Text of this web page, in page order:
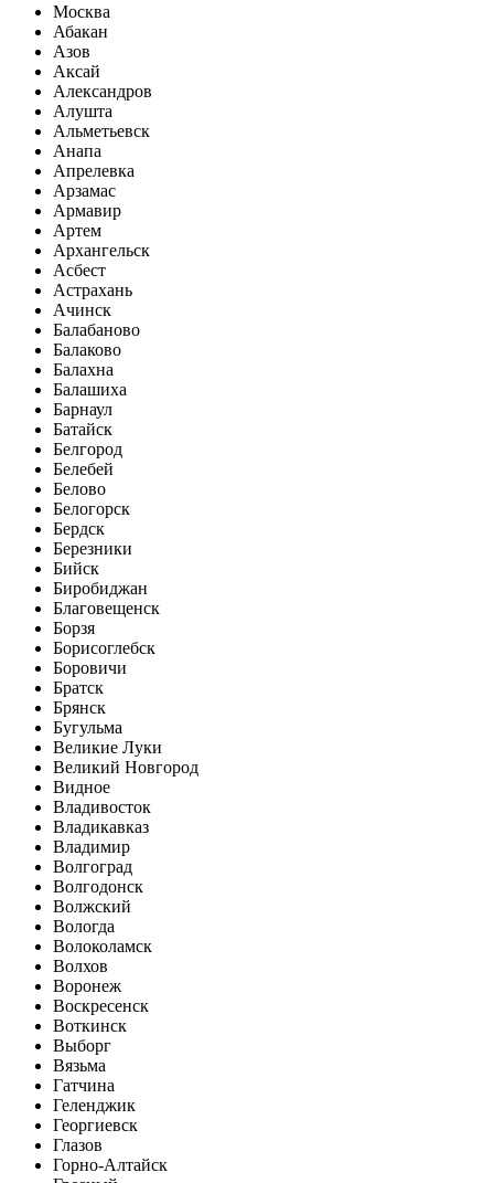
Москва
Абакан
Азов
Аксай
Александров
Алушта
Альметьевск
Анапа
Апрелевка
Арзамас
Армавир
Артем
Архангельск
Асбест
Астрахань
Ачинск
Балабаново
Балаково
Балахна
Балашиха
Барнаул
Батайск
Белгород
Белебей
Белово
Белогорск
Бердск
Березники
Бийск
Биробиджан
Благовещенск
Борзя
Борисоглебск
Боровичи
Братск
Брянск
Бугульма
Великие Луки
Великий Новгород
Видное
Владивосток
Владикавказ
Владимир
Волгоград
Волгодонск
Волжский
Вологда
Волоколамск
Волхов
Воронеж
Воскресенск
Воткинск
Выборг
Вязьма
Гатчина
Геленджик
Георгиевск
Глазов
Горно-Алтайск